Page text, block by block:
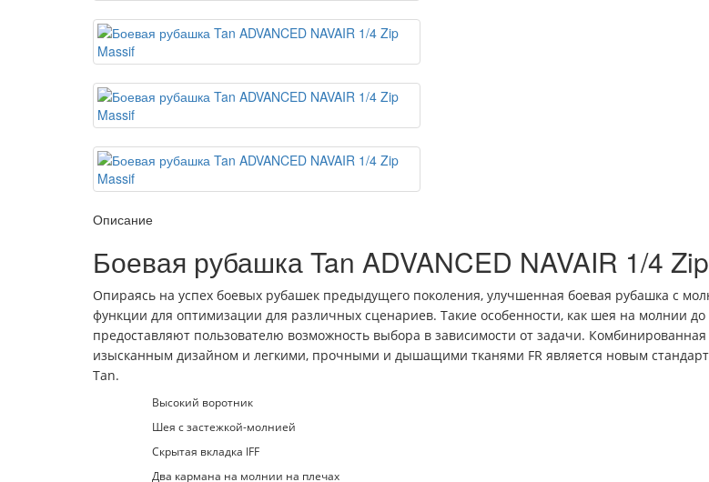
Описание
Боевая рубашка Tan ADVANCED NAVAIR 1/4
Опираясь на успех боевых рубашек предыдущего поколения, улучшенная боевая рубашка с
функции для оптимизации для различных сценариев. Такие особенности, как шея на молнии
предоставляют пользователю возможность выбора в зависимости от задачи.
изысканным дизайном и легкими, прочными и дышащими тканями FR является новым
Tan.
Высокий воротник
Шея с застежкой-молнией
Скрытая вкладка IFF
Два кармана на молнии на плечах